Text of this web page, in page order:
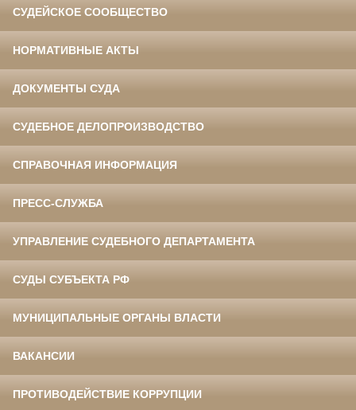
СУДЕЙСКОЕ СООБЩЕСТВО
НОРМАТИВНЫЕ АКТЫ
ДОКУМЕНТЫ СУДА
СУДЕБНОЕ ДЕЛОПРОИЗВОДСТВО
СПРАВОЧНАЯ ИНФОРМАЦИЯ
ПРЕСС-СЛУЖБА
УПРАВЛЕНИЕ СУДЕБНОГО ДЕПАРТАМЕНТА
СУДЫ СУБЪЕКТА РФ
МУНИЦИПАЛЬНЫЕ ОРГАНЫ ВЛАСТИ
ВАКАНСИИ
ПРОТИВОДЕЙСТВИЕ КОРРУПЦИИ